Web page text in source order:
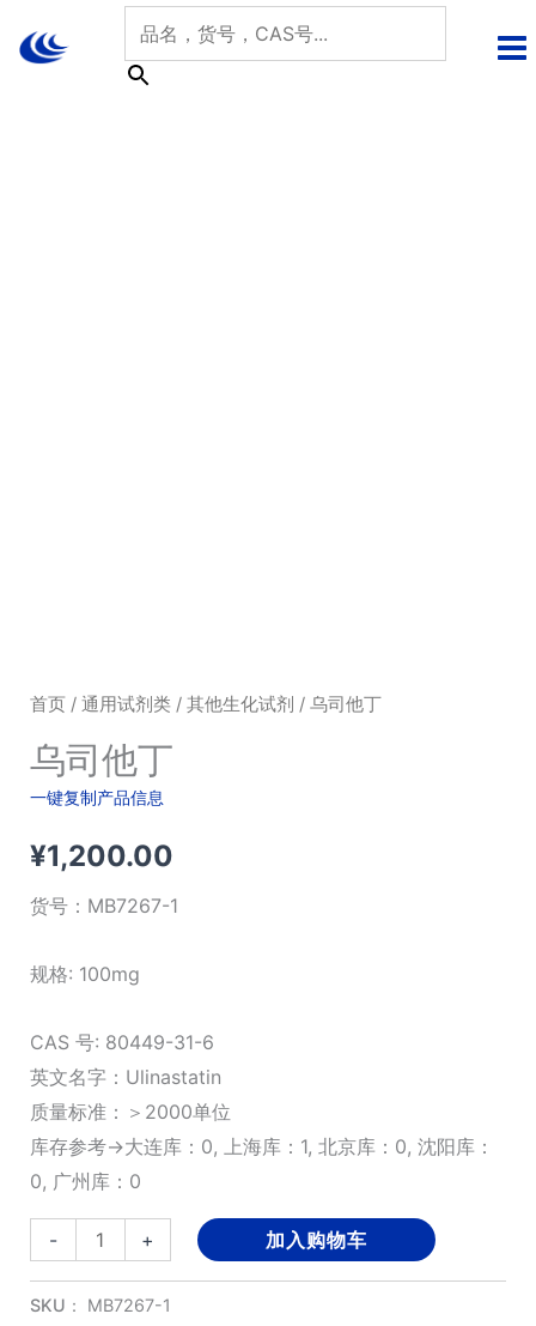
首页/ 通用试剂类/ 其他生化试剂 / 乌司他丁
乌司他丁
一键复制产品信息
¥1,200.00
货号： MB7267-1
规格: 100mg
CAS 号: 80449-31-6
英文名字：Ulinastatin
质量标准：＞2000单位
库存参考→大连库：0, 上海库：1, 北京库：0, 沈阳库：
0, 广州库：0
-
司
他
+ 加入购物车
SKU： MB7267-1